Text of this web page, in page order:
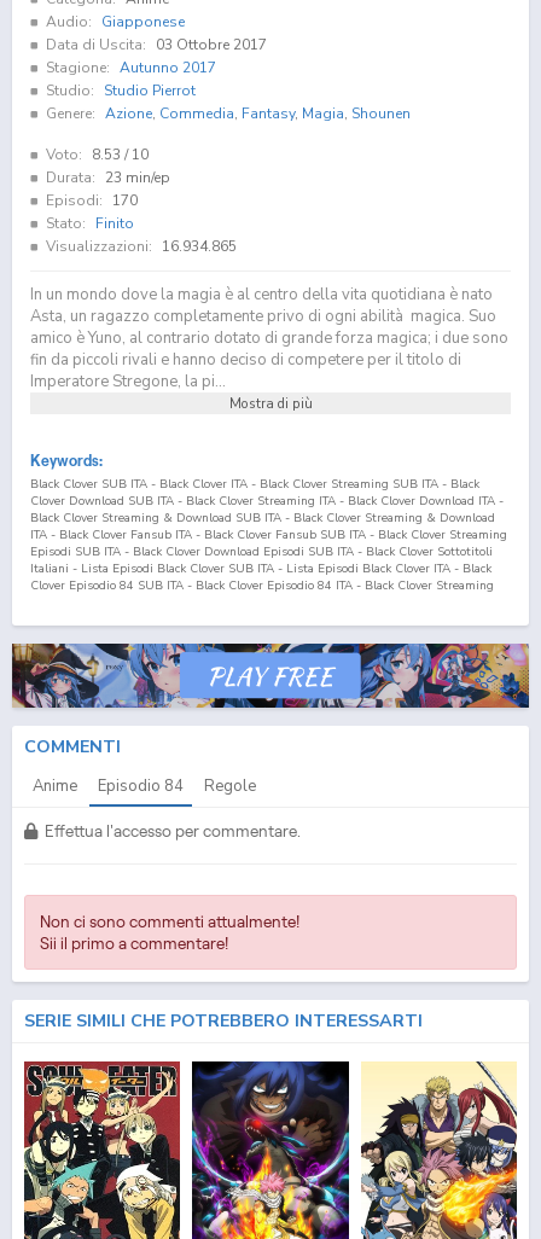
Audio:
Giapponese
Data di Uscita:
03 Ottobre 2017
Stagione: Autunno 2017
Studio:
Studio Pierrot
Genere: Azione, Commedia, Fantasy, Magia, Shounen
Voto: 8.53 / 10
Durata:
23 min/ep
Episodi:
170
Stato:
Finito
Visualizzazioni:
16.934.865
In un mondo dove la magia è al centro della vita quotidiana è nato
Asta, un ragazzo completamente privo di ogni abilità magica. Suo
amico è Yuno, al contrario dotato di grande forza magica; i due sono
fin da piccoli rivali e hanno deciso di competere per il titolo di
Imperatore Stregone, la pi...
Mostra di più
Keywords:
Black Clover SUB ITA - Black Clover ITA - Black Clover Streaming SUB ITA - Black
Clover Download SUB ITA - Black Clover Streaming ITA - Black Clover Download ITA -
Black Clover Streaming & Download SUB ITA - Black Clover Streaming & Download
ITA - Black Clover Fansub ITA - Black Clover Fansub SUB ITA - Black Clover Streaming
Episodi SUB ITA - Black Clover Download Episodi SUB ITA - Black Clover Sottotitoli
Italiani - Lista Episodi Black Clover SUB ITA - Lista Episodi Black Clover ITA - Black
Clover Episodio 84 SUB ITA - Black Clover Episodio 84 ITA - Black Clover Streaming
COMMENTI
Anime Episodio 84 Regole
Effettua l'accesso per commentare.
Non ci sono commenti attualmente!
Sii il primo a commentare!
SERIE SIMILI CHE POTREBBERO INTERESSARTI